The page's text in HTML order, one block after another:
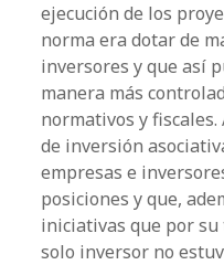
ejecución de los
norma era dotar de
inversores y que así
manera más
normativos y
de inversión
empresas e
posiciones y que,
iniciativas que por
solo inversor no